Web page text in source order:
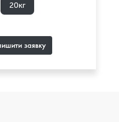
20кг
заявку